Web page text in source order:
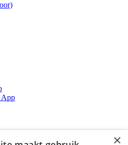
App
×